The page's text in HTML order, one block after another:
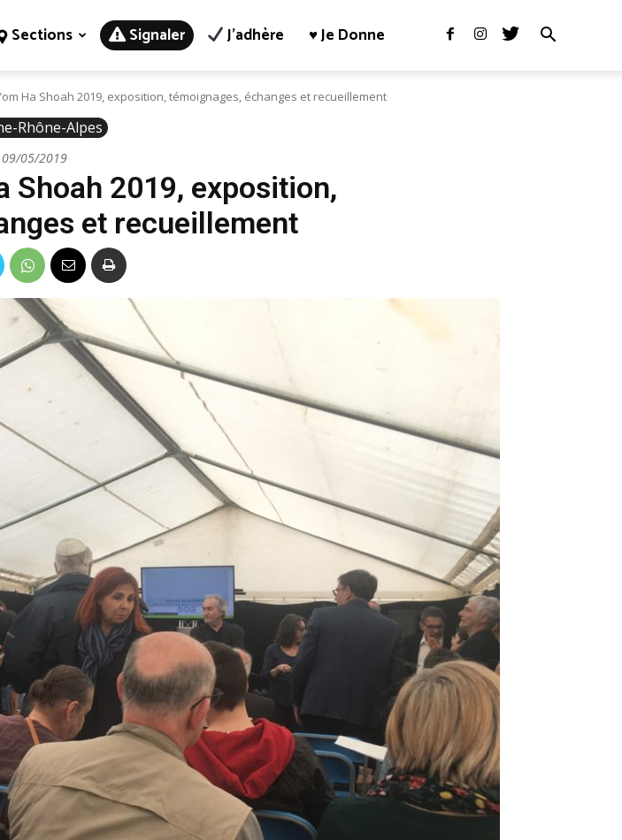
Sections Signaler J’adhère ♥ Je Donne
Yom Ha Shoah 2019, exposition, témoignages, échanges et recueillement
Rhône-Alpes
09/05/2019
Shoah 2019, exposition,
et recueillement